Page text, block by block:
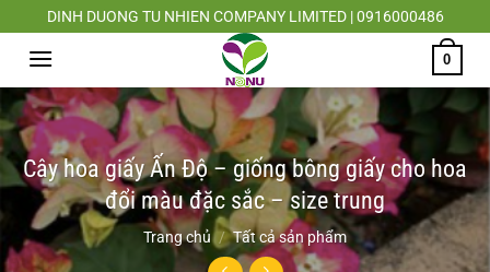
Chuyển
đến
dung
DINH DUONG TU NHIEN COMPANY LIMITED | 0916000486
0
Cây hoa giấy Ấn Độ – giống bông giấy cho hoa
đổi màu đặc sắc – size trung
Trang chủ / Tất cả sản phẩm